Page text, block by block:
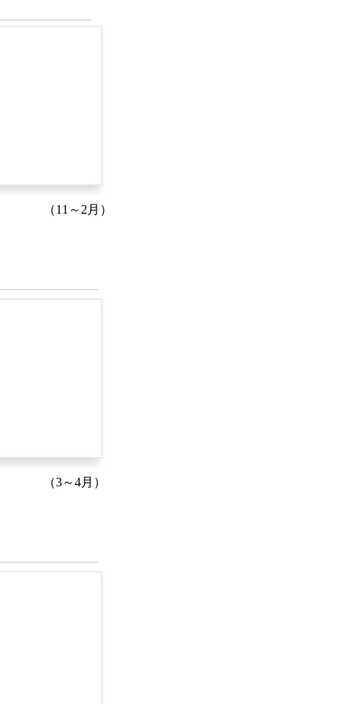
（11～2月）
（3～4月）